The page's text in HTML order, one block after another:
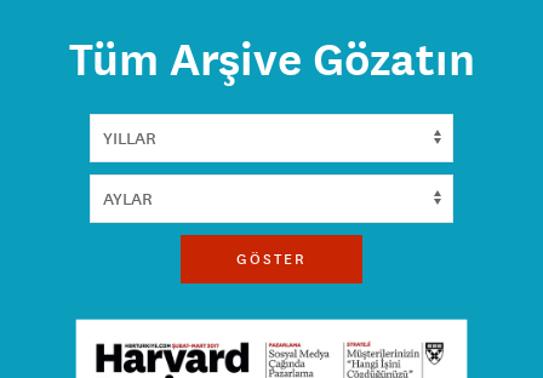
Tüm Arşive Gözatın
GÖSTER